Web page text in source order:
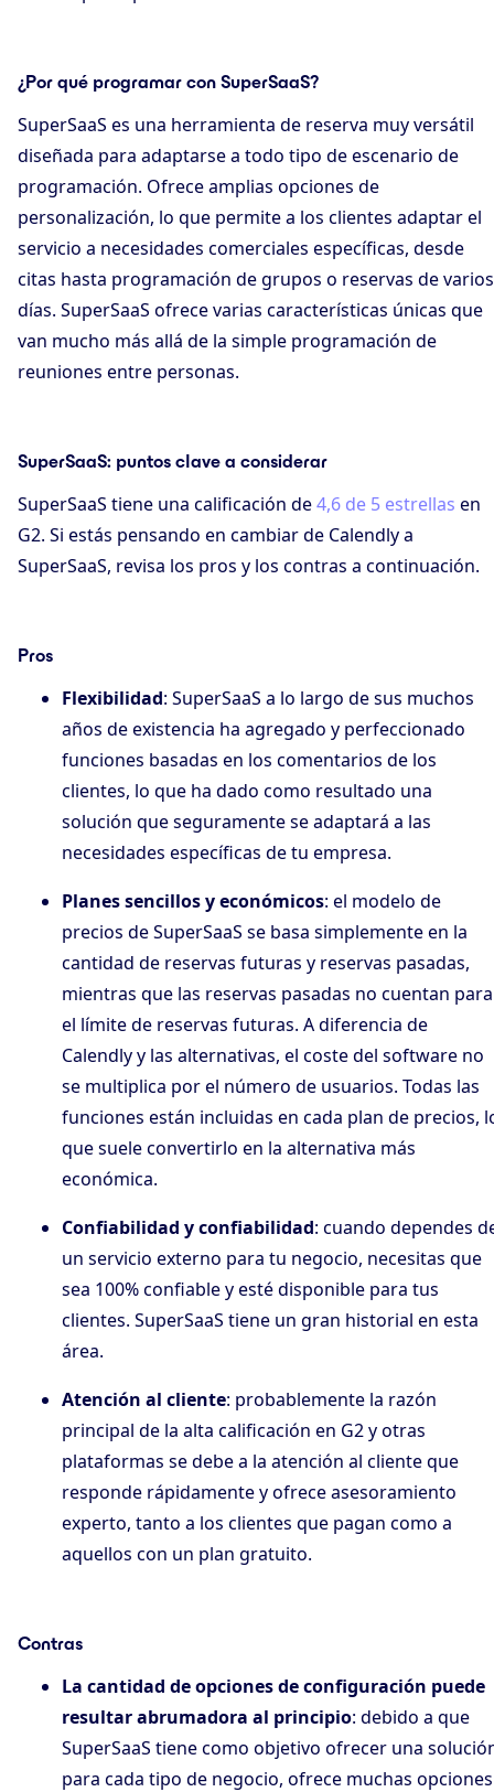
¿Por qué programar con SuperSaaS?
SuperSaaS es una herramienta de reserva muy versátil
diseñada para adaptarse a todo tipo de escenario de
programación. Ofrece amplias opciones de
personalización, lo que permite a los clientes adaptar el
servicio a necesidades comerciales específicas, desde
citas hasta programación de grupos o reservas de varios
días. SuperSaaS ofrece varias características únicas que
van mucho más allá de la simple programación de
reuniones entre personas.
SuperSaaS: puntos clave a considerar
SuperSaaS tiene una calificación de4,6 de 5 estrellas en
G2. Si estás pensando en cambiar de Calendly a
SuperSaaS, revisa los pros y los contras a continuación.
Pros
Flexibilidad: SuperSaaS a lo largo de sus muchos
años de existencia ha agregado y perfeccionado
funciones basadas en los comentarios de los
clientes, lo que ha dado como resultado una
solución que seguramente se adaptará a las
necesidades específicas de tu empresa.
Planes sencillos y económicos: el modelo de
precios de SuperSaaS se basa simplemente en la
cantidad de reservas futuras y reservas pasadas,
mientras que las reservas pasadas no cuentan para
el límite de reservas futuras. A diferencia de
Calendly y las alternativas, el coste del software no
se multiplica por el número de usuarios. Todas las
funciones están incluidas en cada plan de precios,
que suele convertirlo en la alternativa más
económica.
Confiabilidad y confiabilidad: cuando dependes
un servicio externo para tu negocio, necesitas que
sea 100% confiable y esté disponible para tus
clientes. SuperSaaS tiene un gran historial en esta
área.
Atención al cliente: probablemente la razón
principal de la alta calificación en G2 y otras
plataformas se debe a la atención al cliente que
responde rápidamente y ofrece asesoramiento
experto, tanto a los clientes que pagan como a
aquellos con un plan gratuito.
Contras
La cantidad de opciones de configuración puede
resultar abrumadora al principio: debido a que
SuperSaaS tiene como objetivo ofrecer una
para cada tipo de negocio, ofrece muchas opciones